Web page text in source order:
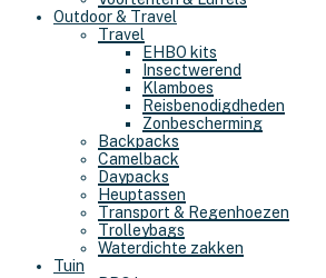
Outdoor & Travel
Travel
EHBO kits
Insectwerend
Klamboes
Reisbenodigdheden
Zonbescherming
Backpacks
Camelback
Daypacks
Heuptassen
Transport & Regenhoezen
Trolleybags
Waterdichte zakken
Tuin